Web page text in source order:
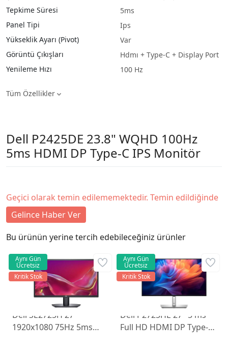
Tepkime Süresi
5ms
Panel Tipi
Ips
Yükseklik Ayarı (Pivot)
Var
Görüntü Çıkışları
Hdmı + Type-C + Display Port
Yenileme Hızı
100 Hz
Tüm Özellikler
Dell P2425DE 23.8" WQHD 100Hz
5ms HDMI DP Type-C IPS Monitör
Geçici olarak temin edilememektedir. Temin edildiğinde
Gelince Haber Ver
Bu ürünün yerine tercih edebileceğiniz ürünler
Dell SE2725H 27"
1920x1080 75Hz 5ms
Aynı Gün
Ücretsiz
Kritik Stok
Dell P2725HE 27" 5 ms
Full HD HDMI DP Type-C
Aynı Gün
Ücretsiz
Kritik Stok